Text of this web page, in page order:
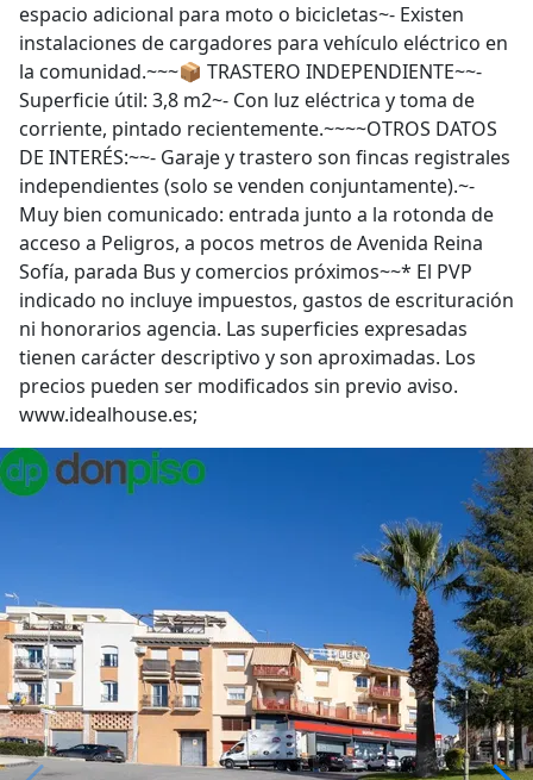
espacio adicional para moto o bicicletas~- Existen
instalaciones de cargadores para vehículo eléctrico en
la comunidad.~~~📦 TRASTERO INDEPENDIENTE~~-
Superficie útil: 3,8 m2~- Con luz eléctrica y toma de
corriente, pintado recientemente.~~~~OTROS DATOS
DE INTERÉS:~~- Garaje y trastero son fincas registrales
independientes (solo se venden conjuntamente).~-
Muy bien comunicado: entrada junto a la rotonda de
acceso a Peligros, a pocos metros de Avenida Reina
Sofía, parada Bus y comercios próximos~~* El PVP
indicado no incluye impuestos, gastos de escrituración
ni honorarios agencia. Las superficies expresadas
tienen carácter descriptivo y son aproximadas. Los
precios pueden ser modificados sin previo aviso.
www.idealhouse.es;